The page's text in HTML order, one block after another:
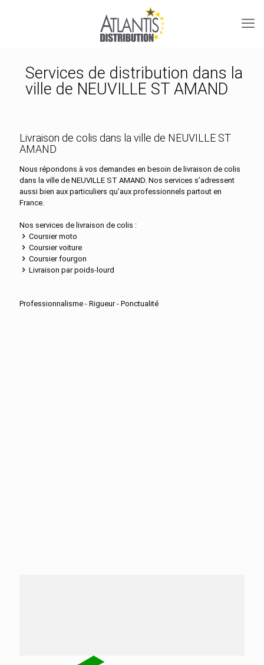
Services de distribution dans la
ville de NEUVILLE ST AMAND
Livraison de colis dans la ville de NEUVILLE ST
AMAND
Nous répondons à vos demandes en besoin de livraison de colis
dans la ville de NEUVILLE ST AMAND. Nos services s’adressent
aussi bien aux particuliers qu’aux professionnels partout en
France.
Nos services de livraison de colis :
Coursier moto
Coursier voiture
Coursier fourgon
Livraison par poids-lourd
Professionnalisme - Rigueur - Ponctualité